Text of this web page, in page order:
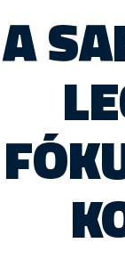
A